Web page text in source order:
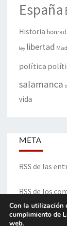
España
Historia
ley libertad
política
salamanca
vida
META
RSS de las
RSS de los
Con la utilización
cumplimiento de
web.